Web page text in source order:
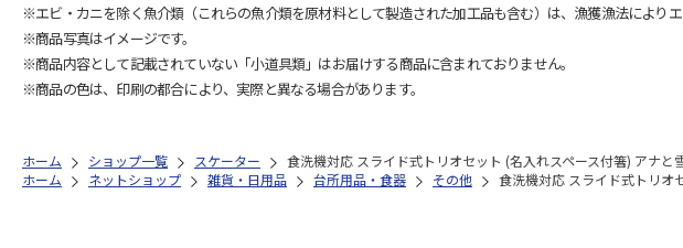
※エビ・カニを除く魚介類（これらの魚介類を原材料として製造された加工品も含む）は、漁獲漁法により
※商品写真はイメージです。
※商品内容として記載されていない「小道具類」はお届けする商品に含まれておりません。
※商品の色は、印刷の都合により、実際と異なる場合があります。
ホーム ショップ一覧 スケーター
食洗機対応 スライド式トリオセット (名入れスペース付箸) アナと
ホーム
ネットショップ 雑貨・日用品 台所用品・食器 その他 食洗機対応 スライド式トリオ